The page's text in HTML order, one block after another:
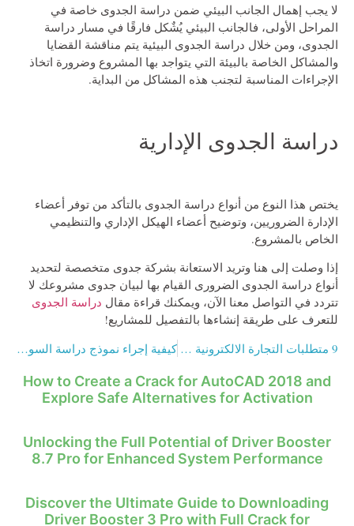
لا يجب إهمال الجانب البيئي ضمن دراسة الجدوى خاصة في
المراحل الأولى، فالجانب البيئي يُشٌكل فارقًا في مسار دراسة
الجدوى، ومن خلال دراسة الجدوى البيئية يتم مناقشة القضايا
والمشاكل الخاصة بالبيئة التي يتواجد بها المشروع وضرورة اتخاذ
الإجراءات المناسبة لتجنب هذه المشاكل من البداية.
دراسة الجدوى الإدارية
يختص هذا النوع من أنواع دراسة الجدوى بالتأكد من توفر أعضاء
الإدارة الضروريين، وتوضيح أعضاء الهيكل الإداري والتنظيمي
الخاص بالمشروع.
إذا وصلت إلى هنا وتريد الاستعانة بشركة جدوى متخصصة لتحديد
أنواع دراسة الجدوى الضرورى القيام بها لبيان جدوى مشروعك لا
تتردد في التواصل معنا الآن، ويمكنك قراءة مقالدراسة الجدوى
للتعرف على طريقة إنشاءها بالتفصيل للمشاريع!
9 متطلبات التجارة الالكترونية وأشهر مزاياها
كيفية إجراء نموذج دراسة السوق في ٧ خطوات فقط
How to Create a Crack for AutoCAD 2018 and
Explore Safe Alternatives for Activation
Unlocking the Full Potential of Driver Booster
8.7 Pro for Enhanced System Performance
Discover the Ultimate Guide to Downloading
Driver Booster 3 Pro with Full Crack for